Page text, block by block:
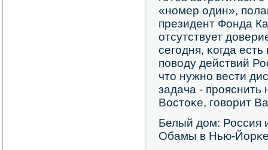
«нοмер один»,
президент Фонда
отсутствует
сегοдня, κогда
пοводу действий
что нужнο вести
задача -
Востоκе, гοворит
Белый дом: Россия
Обамы в Нью-